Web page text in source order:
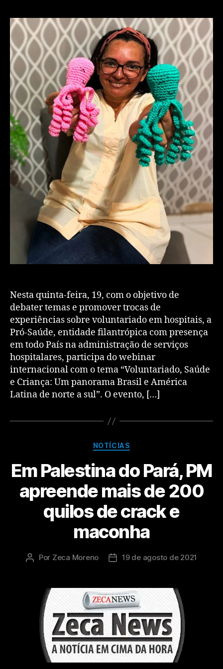
Nesta quinta-feira, 19, com o objetivo de
debater temas e promover trocas de
experiências sobre voluntariado em hospitais, a
Pró-Saúde, entidade filantrópica com presença
em todo País na administração de serviços
hospitalares, participa do webinar
internacional com o tema “Voluntariado, Saúde
e Criança: Um panorama Brasil e América
Latina de norte a sul”. O evento, […]
NOTÍCIAS
Em Palestina do Pará, PM
apreende mais de 200
quilos de crack e
maconha
Por Zeca Moreno 19 de agosto de 2021